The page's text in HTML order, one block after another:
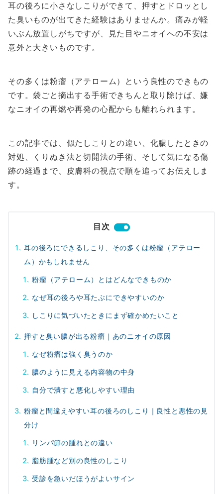
耳の後ろに小さなしこりができて、押すとドロッとし
た臭いものが出てきた経験はありませんか。痛みが軽
いぶん放置しがちですが、見た目やニオイへの不安は
意外と大きいものです。
その多くは粉瘤（アテローム）という良性のできもの
です。袋ごと摘出する手術できちんと取り除けば、嫌
なニオイの再燃や再発の心配からも離れられます。
この記事では、似たしこりとの違い、化膿したときの
対処、くりぬき法と切開法の手術、そして気になる傷
跡の経過まで、皮膚科の視点で順を追ってお伝えしま
す。
目次
耳の後ろにできるしこり、その多くは粉瘤（アテロー
ム）かもしれません
粉瘤（アテローム）とはどんなできものか
なぜ耳の後ろや耳たぶにできやすいのか
しこりに気づいたときにまず確かめたいこと
押すと臭い膿が出る粉瘤｜あのニオイの原因
なぜ粉瘤は強く臭うのか
膿のように見える内容物の中身
自分で潰すと悪化しやすい理由
粉瘤と間違えやすい耳の後ろのしこり｜良性と悪性の見
分け
リンパ節の腫れとの違い
脂肪腫など別の良性のしこり
受診を急いだほうがよいサイン